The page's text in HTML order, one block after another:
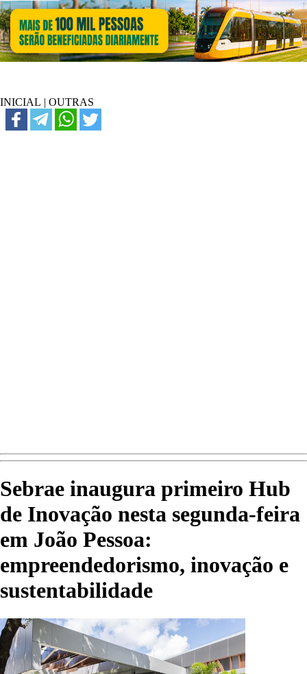
INICIAL | OUTRAS
Sebrae inaugura primeiro Hub
de Inovação nesta segunda-feira
em João Pessoa:
empreendedorismo, inovação e
sustentabilidade